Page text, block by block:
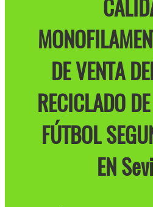
DE VENTA
RECICLADO
FÚTBOL
EN